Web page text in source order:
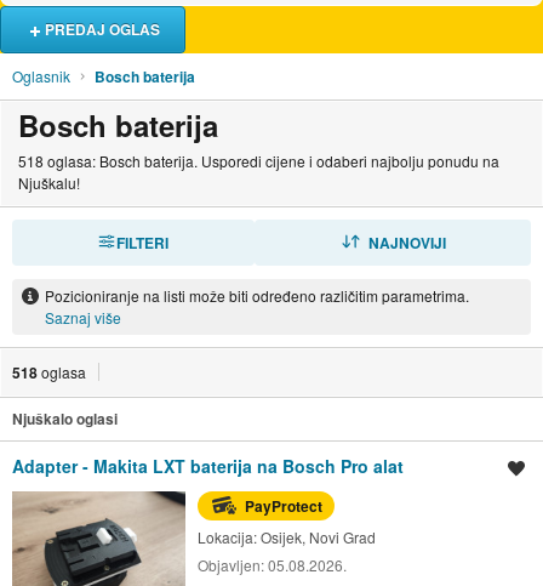
PREDAJ OGLAS
Oglasnik Bosch baterija
Bosch baterija
518 oglasa: Bosch baterija. Usporedi cijene i odaberi najbolju ponudu na
Njuškalu!
FILTERI NAJNOVIJI
Pozicioniranje na listi može biti određeno različitim parametrima.
Saznaj više
518oglasa
Njuškalo oglasi
Adapter - Makita LXT baterija na Bosch Pro alat
PayProtect
Lokacija:Osijek, Novi Grad
Objavljen:05.08.2026.